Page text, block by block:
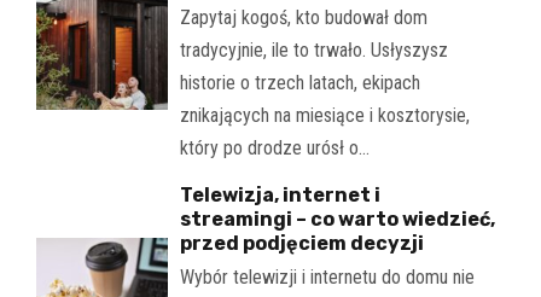
Zapytaj kogoś, kto budował dom
tradycyjnie, ile to trwało. Usłyszysz
historie o trzech latach, ekipach
znikających na miesiące i kosztorysie,
który po drodze urósł o…
Telewizja, internet i
streamingi – co warto wiedzieć,
przed podjęciem decyzji
Wybór telewizji i internetu do domu nie